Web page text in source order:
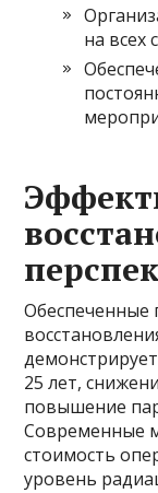
на всех
Обеспеченные
25 лет,
повышение
Современные
стоимость
уровень